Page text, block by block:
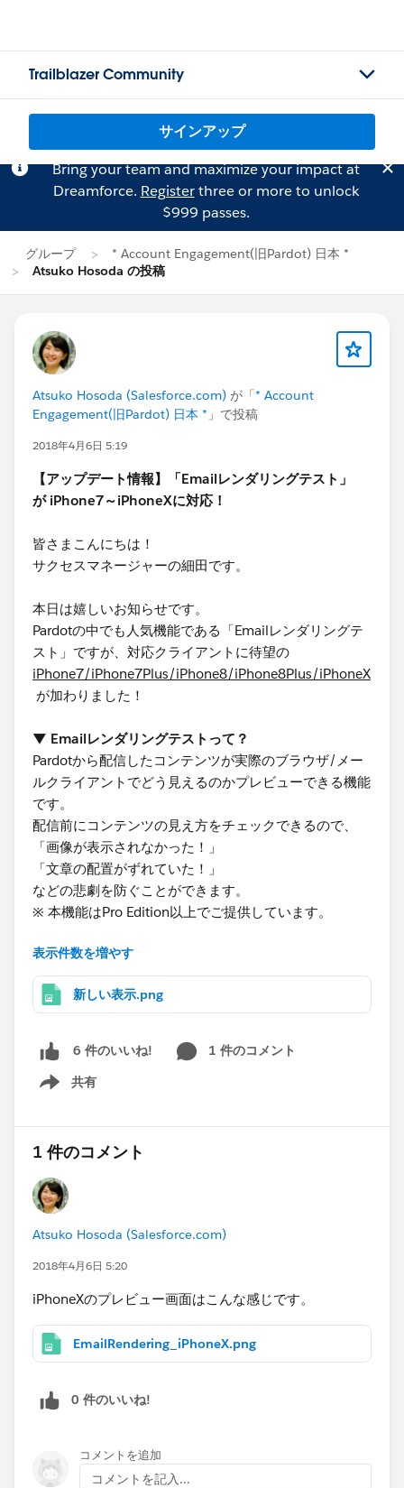
Trailblazer Community
サインアップ
Bring your team and maximize your impact at
Dreamforce. Registerthree or more to unlock
$999 passes.
グループ
* Account Engagement(旧Pardot) 日本 *
Atsuko Hosoda の投稿
Atsuko Hosoda (Salesforce.com) が「* Account
Engagement(旧Pardot) 日本 * 」で投稿
2018年4月6日 5:19
【アップデート情報】「Emailレンダリングテスト」
が iPhone7～iPhoneXに対応！
皆さまこんにちは！
サクセスマネージャーの細田です。
本日は嬉しいお知らせです。
Pardotの中でも人気機能である「Emailレンダリングテ
スト」ですが、対応クライアントに待望の
iPhone7/iPhone7Plus/iPhone8/iPhone8Plus/iPhoneX
が加わりました！
▼ Emailレンダリングテストって？
Pardotから配信したコンテンツが実際のブラウザ/メー
ルクライアントでどう見えるのかプレビューできる機能
です。
配信前にコンテンツの見え方をチェックできるので、
「画像が表示されなかった！」
「文章の配置がずれていた！」
などの悲劇を防ぐことができます。
※ 本機能はPro Edition以上でご提供しています。
▼ iPhone7～iPhoneXのプレビューはどう見るの？
新しいEmailエディターの『テストタブ』の表示テスト
で「＋新しい表示」を押下すると生成されます！（添付
※生成完了まで5分ほどかかります。
本機能はPro Edition以上のPardotをお使いの方であれば
ぜひ試してみてくださいね！
表示件数を増やす
新しい表示.png
6 件のいいね!
1 件のコメント
共有
Show menu
1 件のコメント
Atsuko Hosoda (Salesforce.com)
2018年4月6日 5:20
iPhoneXのプレビュー画面はこんな感じです。
EmailRendering_iPhoneX.png
0 件のいいね!
コメントを追加
コメントを記入...